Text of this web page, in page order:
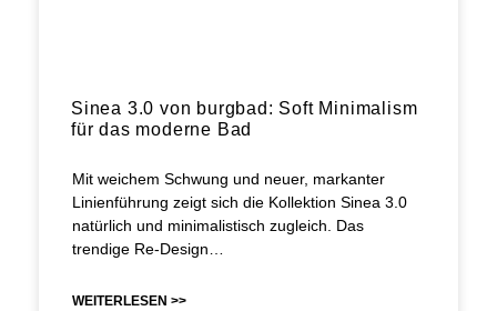
Sinea 3.0 von burgbad: Soft Minimalism
für das moderne Bad
Mit weichem Schwung und neuer, markanter
Linienführung zeigt sich die Kollektion Sinea 3.0
natürlich und minimalistisch zugleich. Das
trendige Re-Design…
WEITERLESEN >>